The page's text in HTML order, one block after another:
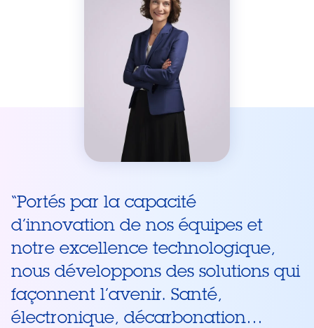
“Portés par la capacité
d’innovation de nos équipes et
notre excellence technologique,
nous développons des solutions qui
façonnent l’avenir. Santé,
électronique, décarbonation…